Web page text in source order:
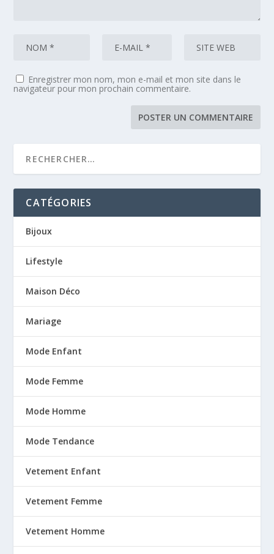
Enregistrer mon nom, mon e-mail et mon site dans le
navigateur pour mon prochain commentaire.
CATÉGORIES
Bijoux
Lifestyle
Maison Déco
Mariage
Mode Enfant
Mode Femme
Mode Homme
Mode Tendance
Vetement Enfant
Vetement Femme
Vetement Homme